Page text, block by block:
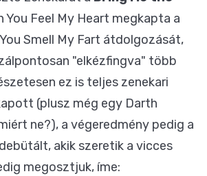
You Feel My Heart megkapta a
Smell My Fart átdolgozását,
"elkézfingva" több
ez is teljes zenekari
(plusz még egy Darth
ne?), a végeredmény pedig a
akik szeretik a vicces
megosztjuk, íme: